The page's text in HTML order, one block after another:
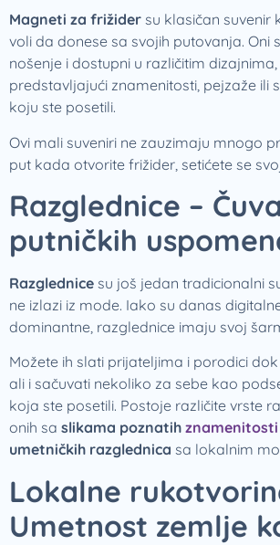
Magneti za frižider su klasičan suvenir
voli da donese sa svojih putovanja. Oni
nošenje i dostupni u različitim
predstavljajući znamenitosti, pejzaže ili
koju ste posetili.
Ovi mali suveniri ne zauzimaju mnogo
put kada otvorite frižider, setićete se
Razglednice –
putničkih
Razglednice su još jedan tradicionalni
ne izlazi iz mode. Iako su danas
dominantne, razglednice imaju svoj
Možete ih slati prijateljima i porodici
ali i sačuvati nekoliko za sebe kao
koja ste posetili. Postoje različite vrste
onih sa slikama poznatih
umetničkih razglednica sa lokalnim
Lokalne
Umetnost zemlje